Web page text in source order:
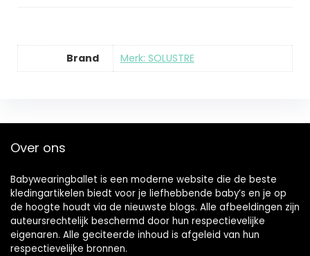
Brand Merk: SOLUSTRE
Over ons
Babywearingballet is een moderne website die de beste
kledingartikelen biedt voor je liefhebbende baby’s en je op
de hoogte houdt via de nieuwste blogs. Alle afbeeldingen zijn
auteursrechtelijk beschermd door hun respectievelijke
eigenaren. Alle geciteerde inhoud is afgeleid van hun
respectievelijke bronnen.